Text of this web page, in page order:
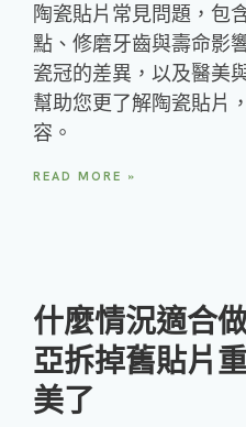
陶瓷貼片常見問題，包
點、修磨牙齒與壽命影
瓷冠的差異，以及醫美
幫助您更了解陶瓷貼片
容。
READ MORE »
什麼情況適合
亞拆掉舊貼片
美了